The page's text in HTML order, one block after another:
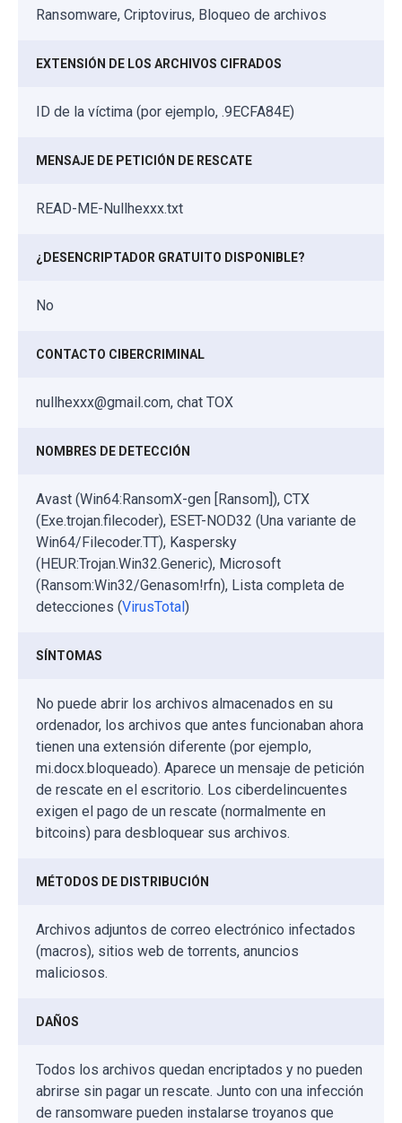
Ransomware, Criptovirus, Bloqueo de archivos
EXTENSIÓN DE LOS ARCHIVOS CIFRADOS
ID de la víctima (por ejemplo, .9ECFA84E)
MENSAJE DE PETICIÓN DE RESCATE
READ-ME-Nullhexxx.txt
¿DESENCRIPTADOR GRATUITO DISPONIBLE?
No
CONTACTO CIBERCRIMINAL
nullhexxx@gmail.com, chat TOX
NOMBRES DE DETECCIÓN
Avast (Win64:RansomX-gen [Ransom]), CTX
(Exe.trojan.filecoder), ESET-NOD32 (Una variante de
Win64/Filecoder.TT), Kaspersky
(HEUR:Trojan.Win32.Generic), Microsoft
(Ransom:Win32/Genasom!rfn), Lista completa de
detecciones (VirusTotal)
SÍNTOMAS
No puede abrir los archivos almacenados en su
ordenador, los archivos que antes funcionaban ahora
tienen una extensión diferente (por ejemplo,
mi.docx.bloqueado). Aparece un mensaje de petición
de rescate en el escritorio. Los ciberdelincuentes
exigen el pago de un rescate (normalmente en
bitcoins) para desbloquear sus archivos.
MÉTODOS DE DISTRIBUCIÓN
Archivos adjuntos de correo electrónico infectados
(macros), sitios web de torrents, anuncios
maliciosos.
DAÑOS
Todos los archivos quedan encriptados y no pueden
abrirse sin pagar un rescate. Junto con una infección
de ransomware pueden instalarse troyanos que